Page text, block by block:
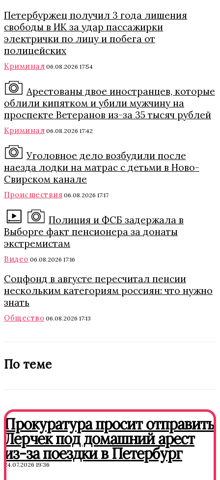
Петербуржец получил 3 года лишения
свободы в ИК за удар пассажирки
электрички по лицу и побега от
полицейских
Криминал 06.08.2026 17:54
Арестованы двое иностранцев, которые
облили кипятком и убили мужчину на
проспекте Ветеранов из-за 35 тысяч рублей
Криминал 06.08.2026 17:42
Уголовное дело возбудили после
наезда лодки на матрас с детьми в Ново-
Свирском канале
Происшествия 06.08.2026 17:17
Полиция и ФСБ задержала в
Выборге факт пенсионера за донаты
экстремистам
Видео 06.08.2026 17:16
Соцфонд в августе пересчитал пенсии
нескольким категориям россиян: что нужно
знать
Общество 06.08.2026 17:13
По теме
Прокуратура просит отправить
Лерчек под домашний арест
из-за поездки в Петербург
24.07.2026 19:36